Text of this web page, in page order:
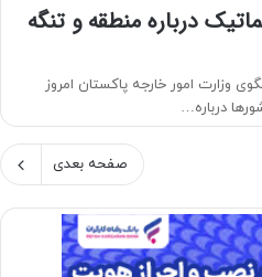
درباره منطقه و تنگه
وزارت امور خارجه پاکستان امروز
درباره…
صفحه بعدی